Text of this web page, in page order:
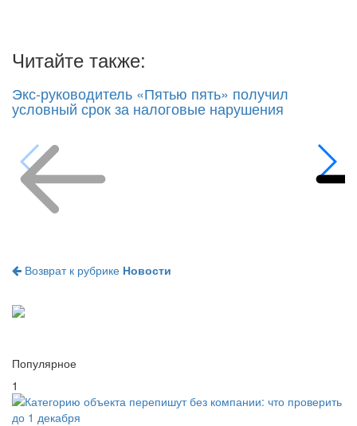
Читайте также:
Экс-руководитель «Пятью пять» получил
условный срок за налоговые нарушения
Возврат к рубрике Новости
Популярное
1